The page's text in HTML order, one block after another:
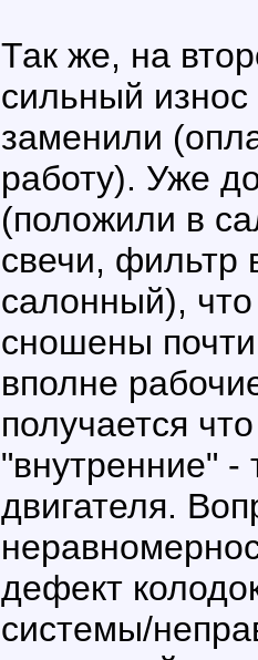
Так же, на
сильный
заменили
работу). Уже
(положили в
свечи, фильтр
салонный),
сношены
вполне
получается
"внутренние" -
двигателя.
дефект
системы/